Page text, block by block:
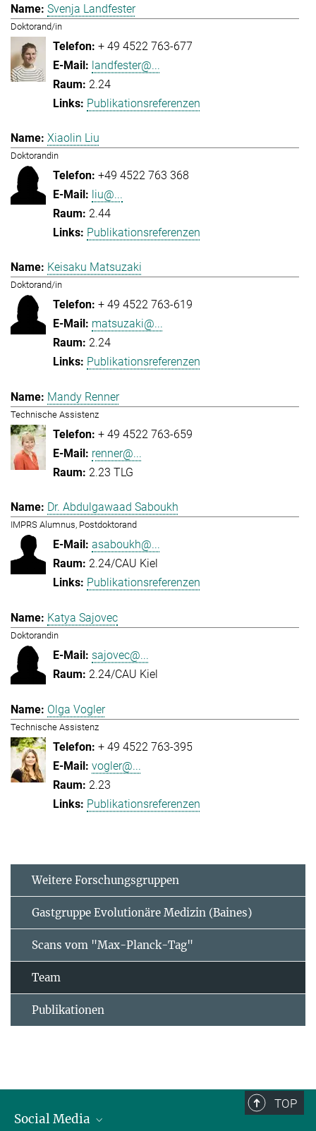
Svenja Landfester
Doktorand/in
+ 49 4522 763-677
landfester@...
2.24
Publikationsreferenzen
Xiaolin Liu
Doktorandin
+49 4522 763 368
liu@...
2.44
Publikationsreferenzen
Keisaku Matsuzaki
Doktorand/in
+ 49 4522 763-619
matsuzaki@...
2.24
Publikationsreferenzen
Mandy Renner
Technische Assistenz
+ 49 4522 763-659
renner@...
2.23 TLG
Dr. Abdulgawaad Saboukh
IMPRS Alumnus, Postdoktorand
asaboukh@...
2.24/CAU Kiel
Publikationsreferenzen
Katya Sajovec
Doktorandin
sajovec@...
2.24/CAU Kiel
Olga Vogler
Technische Assistenz
+ 49 4522 763-395
vogler@...
2.23
Publikationsreferenzen
Weitere Forschungsgruppen
Gastgruppe Evolutionäre Medizin (Baines)
Scans vom "Max-Planck-Tag"
Team
Publikationen
TOP
Social Media